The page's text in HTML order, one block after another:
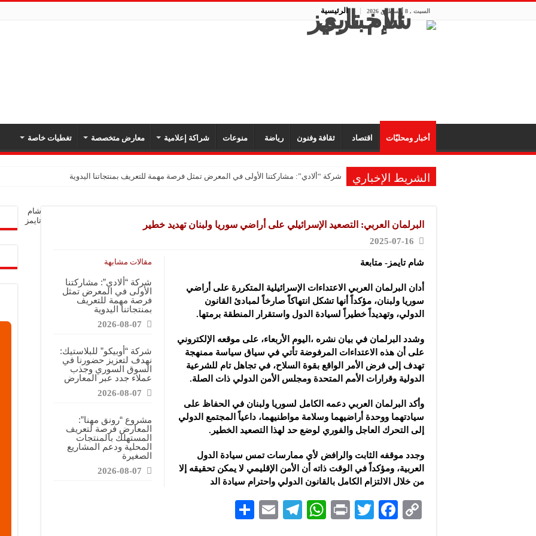
السبت , 8 أغسطس 2026 الرئيسية
أخبار ومحليّات اقتصاد ثقافة وفنون رياضة منوعات شراكة إعلامية معارض متخصصة تغطيات خاصة
الشريط الإخباري شركة “ألادي”: مشاركتنا الأولى في المعرض تمثل فرصة مهمة للتعريف بمنتجاتنا اليدوية
مشروع “رونق مهنا”: المعارض فرصة لتعريف المستهلك بالمنتجات المحلية ودعم المشاريع الصغيرة
موقع “نيوز بيردز”: مشاركتنا في المعرض تهدف إلى الترويج للموقع وتعزيز حضوره الإعلامي
شركة “قمم الجودة للمعدات الصناعية”: شاركنا بالمعرض لدعم مرحلة إعادة الإعمار في سوريا
البرلمان العربي: التصعيد الإسرائيلي على أراضي سوريا ولبنان تهديد خطير
2025-07-16
مقالات مشابهة
شركة “ألادي”: مشاركتنا
الأولى في المعرض تمثل
فرصة مهمة للتعريف
بمنتجاتنا اليدوية
2026-08-07
شركة “أوبيكو” للبلاستيك:
نهدف لتعزيز حضورنا في
السوق السوري وجذب
عملاء جدد عبر المعارض
2026-08-07
مشروع “رونق مهنا”:
المعارض فرصة لتعريف
المستهلك بالمنتجات
المحلية ودعم المشاريع
الصغيرة
2026-08-07
شام تايمز- متابعة
أدان البرلمان العربي الاعتداءات الإسرائيلية المتكررة على أراضي
سوريا ولبنان، مؤكداً أنها تشكل انتهاكاً صارخاً لمبادئ القانون
الدولي، وتهديداً خطيراً لسيادة الدول واستقرار المنطقة برمتها.
وشدد البرلمان في بيان نشره ،اليوم الأربعاء، على موقعه الإلكتروني
على أن هذه الاعتداءات المرفوضة تأتي في سياق سياسة ممنهجة
تهدف إلى فرض الأمر الواقع بقوة السلاح، في تجاهل تام للشرعية
الدولية وقرارات الأمم المتحدة ومجلس الأمن الدولي ذات الصلة.
وأكد البرلمان العربي دعمه الكامل لسوريا ولبنان في الحفاظ على
سيادتهما ووحدة أراضيهما وسلامة مواطنيهما، داعياً المجتمع الدولي
إلى التحرك العاجل والفوري لوضع حد لهذا التصعيد الخطير.
وجدد موقفه الثابت والرافض لأي ممارسات تمس سيادة الدول
العربية، ومؤكداً في الوقت ذاته أن الأمن الإقليمي لا يمكن تحقيقه إلا
من خلال الالتزام الكامل بالقانون الدولي واحترام سيادة الد
C
F
T
P
W
Te
E
شام
تايمز